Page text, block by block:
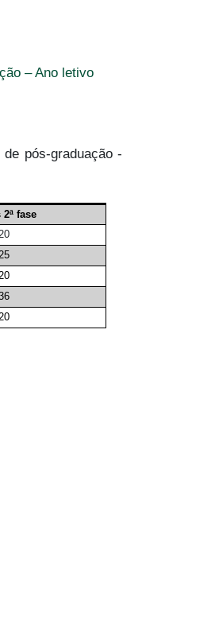
– Ano letivo
pós-graduação -
2ª fase
20
25
20
20